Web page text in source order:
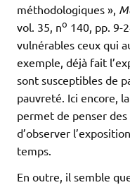
méthodologiques »,
vol. 35, no 140, pp. 9-
vulnérables ceux qui
exemple, déjà fait
sont susceptibles de
pauvreté. Ici encore,
permet de penser
d’observer
temps.
En outre, il semble